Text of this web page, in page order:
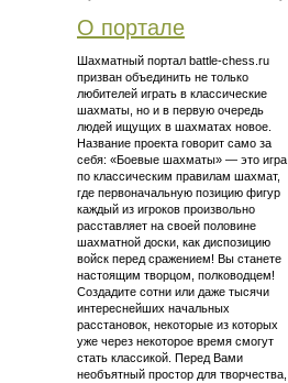
О портале
Шахматный портал battle-chess.ru
призван объединить не только
любителей играть в классические
шахматы, но и в первую очередь
людей ищущих в шахматах новое.
Название проекта говорит само за
себя: «Боевые шахматы» — это игра
по классическим правилам шахмат,
где первоначальную позицию фигур
каждый из игроков произвольно
расставляет на своей половине
шахматной доски, как диспозицию
войск перед сражением! Вы станете
настоящим творцом, полководцем!
Создадите сотни или даже тысячи
интереснейших начальных
расстановок, некоторые из которых
уже через некоторое время смогут
стать классикой. Перед Вами
необъятный простор для творчества,